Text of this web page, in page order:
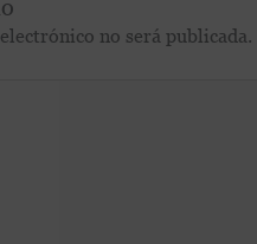
no será publicada.